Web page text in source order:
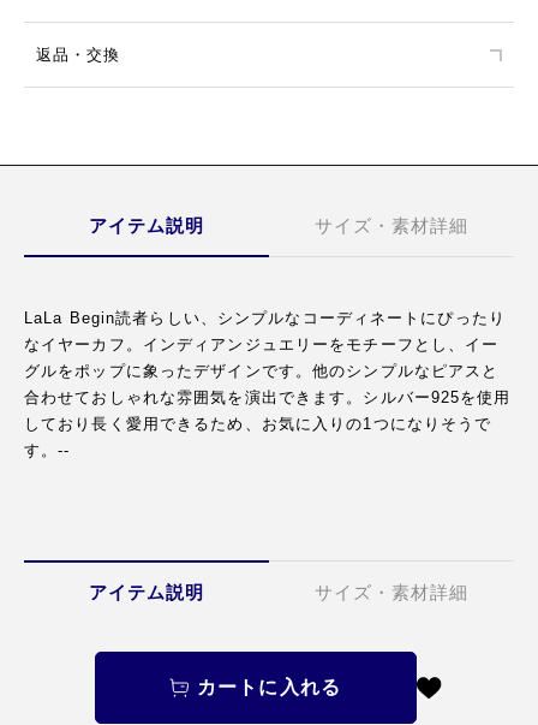
返品・交換
アイテム説明 サイズ・素材詳細
LaLa Begin読者らしい、シンプルなコーディネートにぴったり
なイヤーカフ。インディアンジュエリーをモチーフとし、イー
グルをポップに象ったデザインです。他のシンプルなピアスと
合わせておしゃれな雰囲気を演出できます。シルバー925を使用
しており長く愛用できるため、お気に入りの1つになりそうで
す。--
アイテム説明 サイズ・素材詳細
カートに入れる